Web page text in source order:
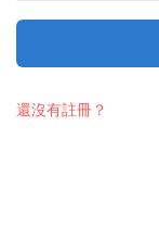
還沒有註冊？